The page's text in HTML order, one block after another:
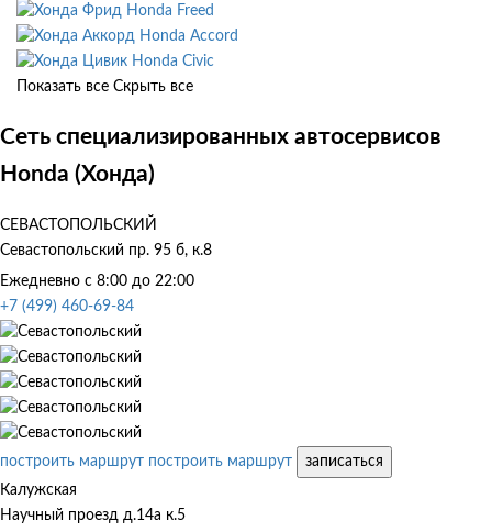
Honda Freed
Honda Accord
Honda Civic
Показать все Скрыть все
Сеть специализированных автосервисов
Honda (Хонда)
СЕВАСТОПОЛЬСКИЙ
Севастопольский пр. 95 б, к.8
Ежедневно с 8:00 до 22:00
+7 (499) 460-69-84
построить маршрут построить маршрут
записаться
Калужская
Научный проезд д.14а к.5